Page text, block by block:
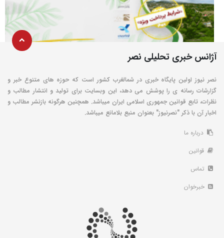
آژانس خبری تحلیلی نصر
نصر نیوز اولین پایگاه خبری در شمالغرب کشور است که حوزه های متنوع خبر و
گزارشات رسانه ی را پوشش می دهد، این وبسایت برای تولید و انتشار مطالب و
نظرات، تابع قوانین جمهوری اسلامی ایران میباشد. همچنین هرگونه بازنشر مطالب و
اخبار آن با ذکر "نصرنیوز" بعنوان منبع بلامانع میباشد.
درباره ما
قوانین
تماس
خبرخوان